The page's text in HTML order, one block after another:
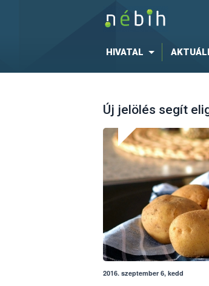
HIVATAL
Új jelölés segít
2016. szeptember 6, kedd